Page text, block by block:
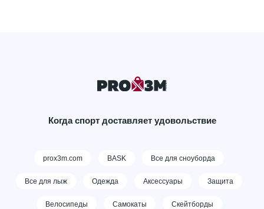
Когда спорт доставляет удовольствие
prox3m.com BASK Все для сноуборда
Все для лыж Одежда Аксессуары Защита
Велосипеды Самокаты Скейтборды